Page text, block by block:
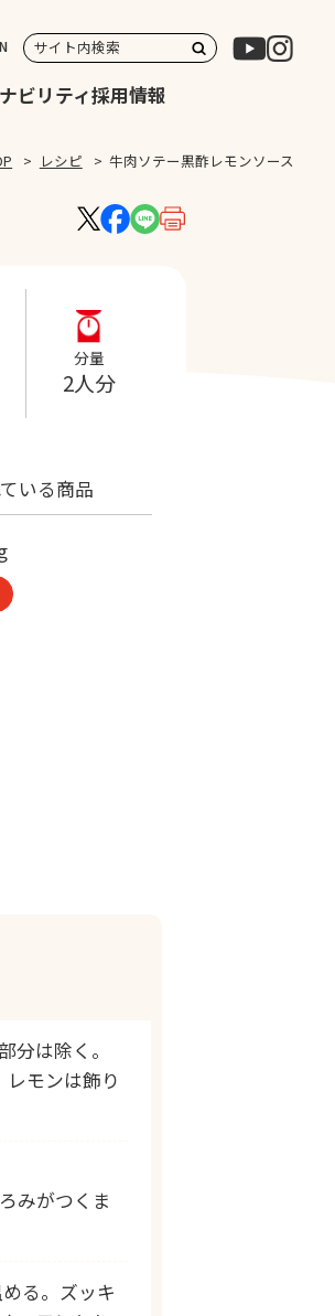
ビリティ採用情報
レシピ 牛肉ソテー黒酢レモンソース
分量
2人分
いる商品
分は除く。
モンは飾り
みがつくま
る。ズッキ